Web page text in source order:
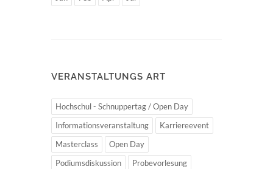
VERANSTALTUNGS ART
Hochschul - Schnuppertag / Open Day
Informationsveranstaltung
Karriereevent
Masterclass
Open Day
Podiumsdiskussion
Probevorlesung